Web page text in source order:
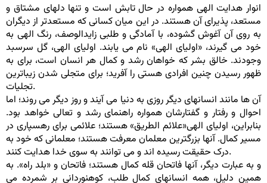
انوار هدایت الهی همواره در حال تابش است و تنها دلهای مشتاق و
مستعد، پذیرای آن هستند. در این میان کسانی که مستعدتر از دیگران
به روی آن آغوش گشوده، با آمادگی و طلبی زایدالوصف، رنگ الهی به
خود می گیرند، «اولیای الهی» نام می یابند. اولیای الهی، گل سرسبد
وجودند. خالق بشر که خواهان رشد و کمال هر انسان است، برای به
ظهور رسیدن چنین افرادی هستی را آفرید؛ برای متجلی شدن زیباترین
تجلیات.
آن ها مانند انسانهای دیگر روزی به دنیا می آیند و روز دیگر می روند؛ اما
احوال و رفتار و گفتارشان همواره راهنمای رشد و تعالی خواهد بود.
بنابراین، اولیای الهی«علائم الطریق» هستند؛ علائمی برای رهسپاری در
مسیر کمال. آنها بزرگترین معلمان معرفت هستند؛ معلمانی که خود به
درک حقیقت رسیده اند و می توانند به سوی خدا هدایت کنند.
و به عبارت دیگر، آنها فاتحان قله کمال هستند؛ فاتحان و «بلد راه». به
همین دلیل، همه انسانهای کمال طلب، کوهنوردانی بر شمرده می